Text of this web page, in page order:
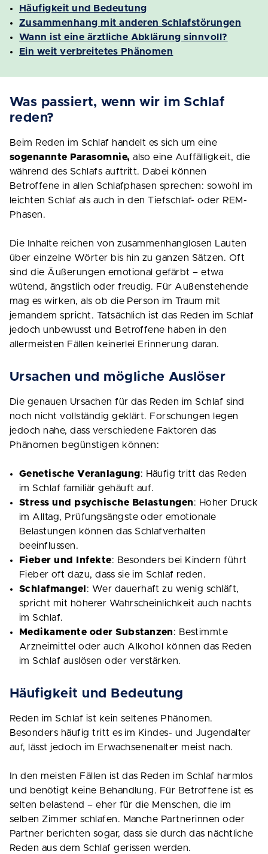
Häufigkeit und Bedeutung
Zusammenhang mit anderen Schlafstörungen
Wann ist eine ärztliche Abklärung sinnvoll?
Ein weit verbreitetes Phänomen
Was passiert, wenn wir im Schlaf
reden?
Beim Reden im Schlaf handelt es sich um eine
sogenannte Parasomnie,also eine Auffälligkeit, die
während des Schlafs auftritt. Dabei können
Betroffene in allen Schlafphasen sprechen: sowohl im
leichten Schlaf als auch in den Tiefschlaf- oder REM-
Phasen.
Die Inhalte reichen von zusammenhanglosen Lauten
über einzelne Wörter bis hin zu ganzen Sätzen. Oft
sind die Äußerungen emotional gefärbt – etwa
wütend, ängstlich oder freudig. Für Außenstehende
mag es wirken, als ob die Person im Traum mit
jemandem spricht. Tatsächlich ist das Reden im Schlaf
jedoch unbewusst und Betroffene haben in den
allermeisten Fällen keinerlei Erinnerung daran.
Ursachen und mögliche Auslöser
Die genauen Ursachen für das Reden im Schlaf sind
noch nicht vollständig geklärt. Forschungen legen
jedoch nahe, dass verschiedene Faktoren das
Phänomen begünstigen können:
Genetische Veranlagung: Häufig tritt das Reden
im Schlaf familiär gehäuft auf.
Stress und psychische Belastungen: Hoher Druck
im Alltag, Prüfungsängste oder emotionale
Belastungen können das Schlafverhalten
beeinflussen.
Fieber und Infekte: Besonders bei Kindern führt
Fieber oft dazu, dass sie im Schlaf reden.
Schlafmangel : Wer dauerhaft zu wenig schläft,
spricht mit höherer Wahrscheinlichkeit auch nachts
im Schlaf.
Medikamente oder Substanzen: Bestimmte
Arzneimittel oder auch Alkohol können das Reden
im Schlaf auslösen oder verstärken.
Häufigkeit und Bedeutung
Reden im Schlaf ist kein seltenes Phänomen.
Besonders häufig tritt es im Kindes- und Jugendalter
auf, lässt jedoch im Erwachsenenalter meist nach.
In den meisten Fällen ist das Reden im Schlaf harmlos
und benötigt keine Behandlung. Für Betroffene ist es
selten belastend – eher für die Menschen, die im
selben Zimmer schlafen. Manche Partnerinnen oder
Partner berichten sogar, dass sie durch das nächtliche
Reden aus dem Schlaf gerissen werden.